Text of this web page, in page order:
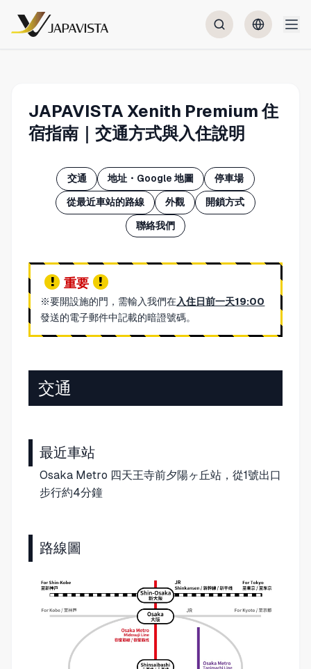
JAPAVISTA Xenith Premium 住
宿指南｜交通方式與入住說明
交通 地址・Google 地圖 停車場
從最近車站的路線 外觀 開鎖方式
聯絡我們
重要
※要開設施的門，需輸入我們在入住日前一天19:00
發送的電子郵件中記載的暗證號碼。
交通
最近車站
Osaka Metro 四天王寺前夕陽ヶ丘站，從1號出口
步行約4分鐘
路線圖